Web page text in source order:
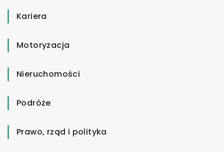
Kariera
Motoryzacja
Nieruchomości
Podróże
Prawo, rząd i polityka